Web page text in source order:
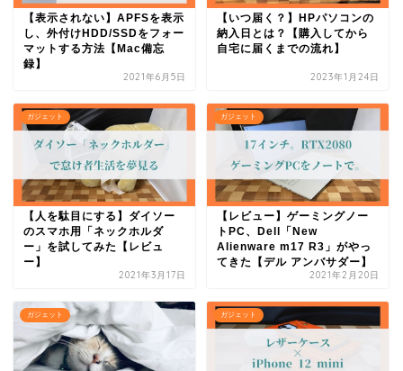
【表示されない】APFSを表示
し、外付けHDD/SSDをフォー
マットする方法【Mac備忘
録】
2021年6月5日
【いつ届く？】HPパソコンの
納入日とは？【購入してから
自宅に届くまでの流れ】
2023年1月24日
ガジェット
【人を駄目にする】ダイソー
のスマホ用「ネックホルダ
ー」を試してみた【レビュ
ー】
2021年3月17日
ガジェット
【レビュー】ゲーミングノー
トPC、Dell「New
Alienware m17 R3」がやっ
てきた【デル アンバサダー】
2021年2月20日
ガジェット ガジェット